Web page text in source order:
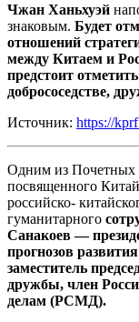
Чжан Ханьхуэй
знаковым. Будет
отношений
между Китаем и
предстоит
добрососедстве,
Источник: https://
Одним из Почетных
посвященного
российско-
гуманитарного
Санакоев —
прогнозов
заместитель
дружбы, член
делам (РСМД).